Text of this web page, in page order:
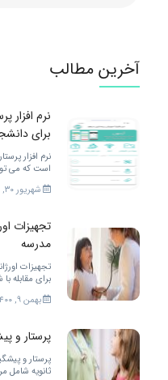
آخرین مطالب
نرم افزار
برای
نرم افزار
است که می
خدمات
شهریور ۳۰, ۱۴۰۱
تجهیزات
مدرسه
تجهیزات
برای مقابله
زیادی احتیاج
بهمن ۹, ۱۴۰۰
پرستار و
پرستار و
ثانویه شامل